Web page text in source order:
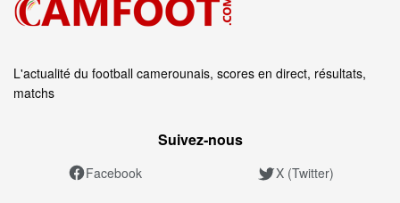
L'actualité du football camerounais, scores en direct, résultats,
matchs
Suivez‑nous
Facebook X (Twitter)